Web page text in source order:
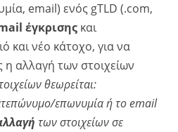
email) ενός gTLD (.com,
έγκρισης και
και νέο κάτοχο, για να
η αλλαγή των στοιχείων
θεωρείται:
επωνυμία ή το email
των στοιχείων σε